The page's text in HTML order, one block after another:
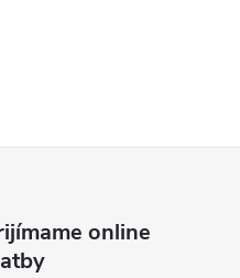
online